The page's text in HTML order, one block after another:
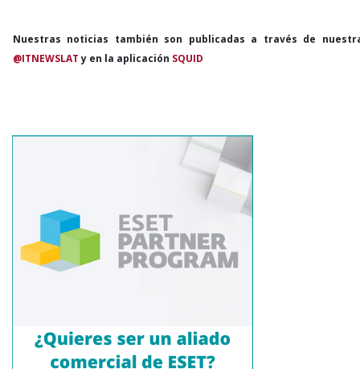
Nuestras noticias también son publicadas a través de
@ITNEWSLATy en la aplicación SQUID